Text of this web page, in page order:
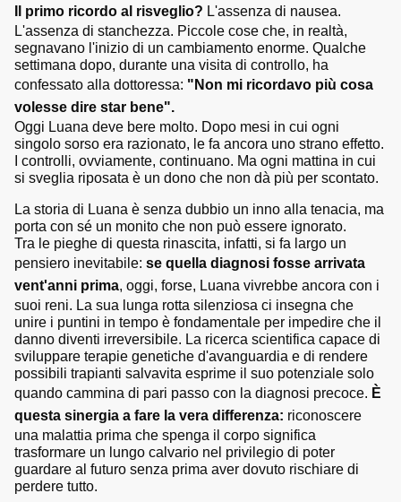
Il primo ricordo al risveglio? L'assenza di nausea.
L'assenza di stanchezza. Piccole cose che, in realtà,
segnavano l'inizio di un cambiamento enorme. Qualche
settimana dopo, durante una visita di controllo, ha
confessato alla dottoressa: "Non mi ricordavo più cosa
volesse dire star bene".
Oggi Luana deve bere molto. Dopo mesi in cui ogni
singolo sorso era razionato, le fa ancora uno strano effetto.
I controlli, ovviamente, continuano. Ma ogni mattina in cui
si sveglia riposata è un dono che non dà più per scontato.
La storia di Luana è senza dubbio un inno alla tenacia, ma
porta con sé un monito che non può essere ignorato.
Tra le pieghe di questa rinascita, infatti, si fa largo un
pensiero inevitabile: se quella diagnosi fosse arrivata
vent'anni prima, oggi, forse, Luana vivrebbe ancora con i
suoi reni. La sua lunga rotta silenziosa ci insegna che
unire i puntini in tempo è fondamentale per impedire che il
danno diventi irreversibile. La ricerca scientifica capace di
sviluppare terapie genetiche d'avanguardia e di rendere
possibili trapianti salvavita esprime il suo potenziale solo
quando cammina di pari passo con la diagnosi precoce. È
questa sinergia a fare la vera differenza: riconoscere
una malattia prima che spenga il corpo significa
trasformare un lungo calvario nel privilegio di poter
guardare al futuro senza prima aver dovuto rischiare di
perdere tutto.